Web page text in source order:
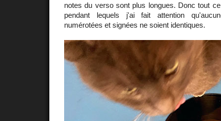
notes du verso sont plus longues. Donc tout
pendant lequels j'ai fait attention
numérotées et signées ne soient identiques.